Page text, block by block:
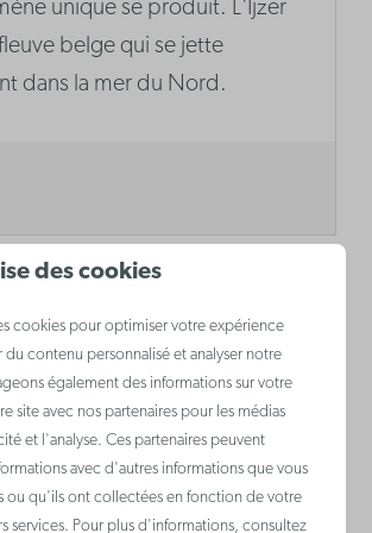
unique se produit. L'Ijzer
belge qui se jette
dans la mer du Nord.
des cookies
cookies pour optimiser votre expérience
du contenu personnalisé et analyser notre
également des informations sur votre
site avec nos partenaires pour les médias
et l'analyse. Ces partenaires peuvent
avec d'autres informations que vous
ou qu'ils ont collectées en fonction de votre
services. Pour plus d'informations, consultez